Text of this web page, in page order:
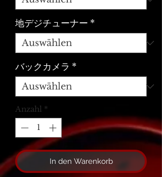
地デジチューナー *
バックカメラ *
Anzahl *
In den Warenkorb